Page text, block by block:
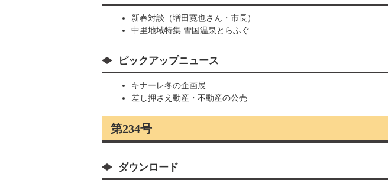
新春対談（増田寛也さん・市長）
中里地域特集 雪国温泉とらふぐ
ピックアップニュース
キナーレ冬の企画展
差し押さえ動産・不動産の公売
第234号
ダウンロード